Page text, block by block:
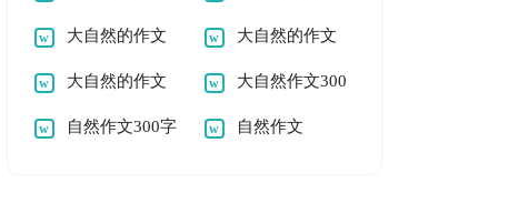
大自然的作文
300字
大自然的作文
300字
大自然的作文 大自然作文300
字
自然作文300字 自然作文